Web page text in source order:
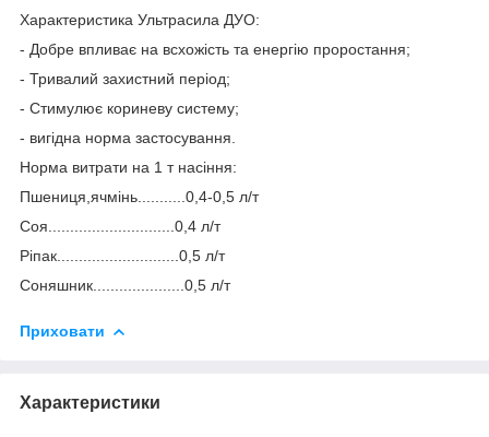
Характеристика Ультрасила ДУО:
- Добре впливає на всхожість та енергію проростання;
- Тривалий захистний період;
- Стимулює кориневу систему;
- вигідна норма застосування.
Норма витрати на 1 т насіння:
Пшениця,ячмінь...........0,4-0,5 л/т
Соя.............................0,4 л/т
Ріпак............................0,5 л/т
Соняшник.....................0,5 л/т
Приховати
Характеристики